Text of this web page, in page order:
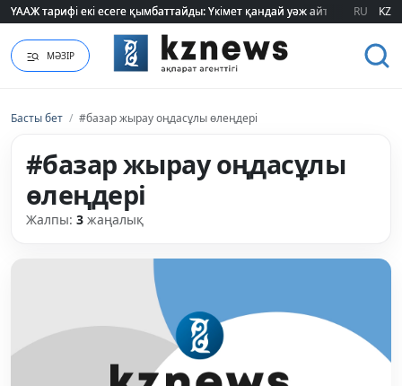
ҮААЖ тарифі екі есеге қымбаттайды: Үкімет қандай уәж айтады?
ҮААЖ тарифі екі есеге қымбаттайды: Үкімет қандай уәж айтады? RU KZ
МӘЗІР
Басты бет / #базар жырау оңдасұлы өлеңдері
#базар жырау оңдасұлы
өлеңдері
Жалпы: 3 жаңалық